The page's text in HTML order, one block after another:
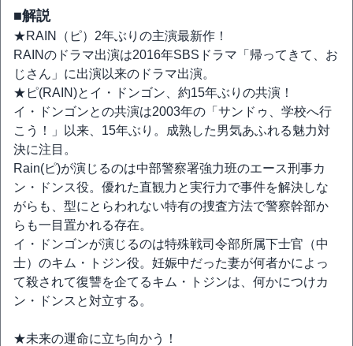
■解説
★RAIN（ピ）2年ぶりの主演最新作！
RAINのドラマ出演は2016年SBSドラマ「帰ってきて、お
じさん」に出演以来のドラマ出演。
★ピ(RAIN)とイ・ドンゴン、約15年ぶりの共演！
イ・ドンゴンとの共演は2003年の「サンドゥ、学校へ行
こう！」以来、15年ぶり。成熟した男気あふれる魅力対
決に注目。
Rain(ピ)が演じるのは中部警察署強力班のエース刑事カ
ン・ドンス役。優れた直観力と実行力で事件を解決しな
がらも、型にとらわれない特有の捜査方法で警察幹部か
らも一目置かれる存在。
イ・ドンゴンが演じるのは特殊戦司令部所属下士官（中
士）のキム・トジン役。妊娠中だった妻が何者かによっ
て殺されて復讐を企てるキム・トジンは、何かにつけカ
ン・ドンスと対立する。
★未来の運命に立ち向かう！